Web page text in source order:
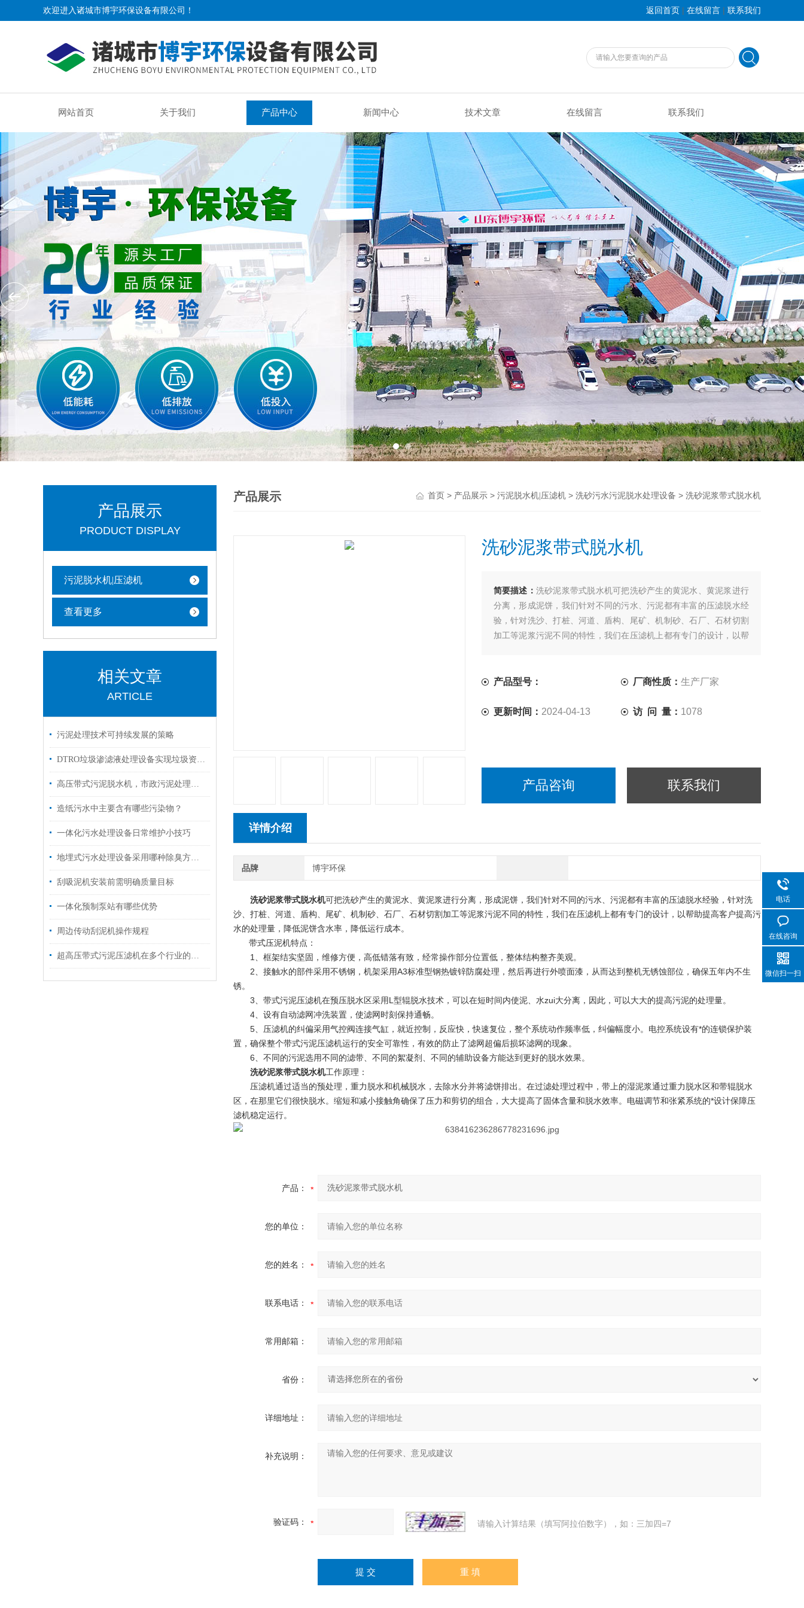
欢迎进入诸城市博宇环保设备有限公司！ 返回首页 | 在线留言 | 联系我们
网站首页 关于我们 产品中心 新闻中心 技术文章 在线留言 联系我们
产品展示
PRODUCT DISPLAY
污泥脱水机|压滤机
查看更多
相关文章
ARTICLE
污泥处理技术可持续发展的策略
DTRO垃圾渗滤液处理设备实现垃圾资源化和环境友好
高压带式污泥脱水机，市政污泥处理的高效解决方案，含水率低于60%！
造纸污水中主要含有哪些污染物？
一体化污水处理设备日常维护小技巧
地埋式污水处理设备采用哪种除臭方式防止异味呢？
刮吸泥机安装前需明确质量目标
一体化预制泵站有哪些优势
周边传动刮泥机操作规程
超高压带式污泥压滤机在多个行业的应用
产品展示 首页 > 产品展示 > 污泥脱水机|压滤机 > 洗砂污水污泥脱水处理设备 > 洗砂泥浆带式脱水机
洗砂泥浆带式脱水机
简要描述： 洗砂泥浆带式脱水机可把洗砂产生的黄泥水、黄泥浆进行
分离，形成泥饼，我们针对不同的污水、污泥都有丰富的压滤脱水经
验，针对洗沙、打桩、河道、盾构、尾矿、机制砂、石厂、石材切割
加工等泥浆污泥不同的特性，我们在压滤机上都有专门的设计，以帮
产品型号： 厂商性质：生产厂家
更新时间： 2024-04-13 访 问 量： 1078
产品咨询 联系我们
详情介绍
品牌 博宇环保
洗砂泥浆带式脱水机可把洗砂产生的黄泥水、黄泥浆进行分离，形成泥饼，我们针对不同的污水、污泥都有丰富的压滤脱水经验，针对洗
沙、打桩、河道、盾构、尾矿、机制砂、石厂、石材切割加工等泥浆污泥不同的特性，我们在压滤机上都有专门的设计，以帮助提高客户提高污
水的处理量，降低泥饼含水率，降低运行成本。
带式压泥机特点：
1、框架结实坚固，维修方便，高低错落有致，经常操作部分位置低，整体结构整齐美观。
2、接触水的部件采用不锈钢，机架采用A3标准型钢热镀锌防腐处理，然后再进行外喷面漆，从而达到整机无锈蚀部位，确保五年内不生
锈。
3、带式污泥压滤机在预压脱水区采用L型辊脱水技术，可以在短时间内使泥、水zui大分离，因此，可以大大的提高污泥的处理量。
4、设有自动滤网冲洗装置，使滤网时刻保持通畅。
5、压滤机的纠偏采用气控阀连接气缸，就近控制，反应快，快速复位，整个系统动作频率低，纠偏幅度小。电控系统设有*的连锁保护装
置，确保整个带式污泥压滤机运行的安全可靠性，有效的防止了滤网超偏后损坏滤网的现象。
6、不同的污泥选用不同的滤带、不同的絮凝剂、不同的辅助设备方能达到更好的脱水效果。
洗砂泥浆带式脱水机工作原理：
压滤机通过适当的预处理，重力脱水和机械脱水，去除水分并将滤饼排出。在过滤处理过程中，带上的湿泥浆通过重力脱水区和带辊脱水
区，在那里它们很快脱水。缩短和减小接触角确保了压力和剪切的组合，大大提高了固体含量和脱水效率。电磁调节和张紧系统的*设计保障压
滤机稳定运行。
产品：
您的单位：
您的姓名：
联系电话：
常用邮箱：
省份：
详细地址：
补充说明：
验证码： 请输入计算结果（填写阿拉伯数字），如：三加四=7
电话
在线咨询
微信扫一扫